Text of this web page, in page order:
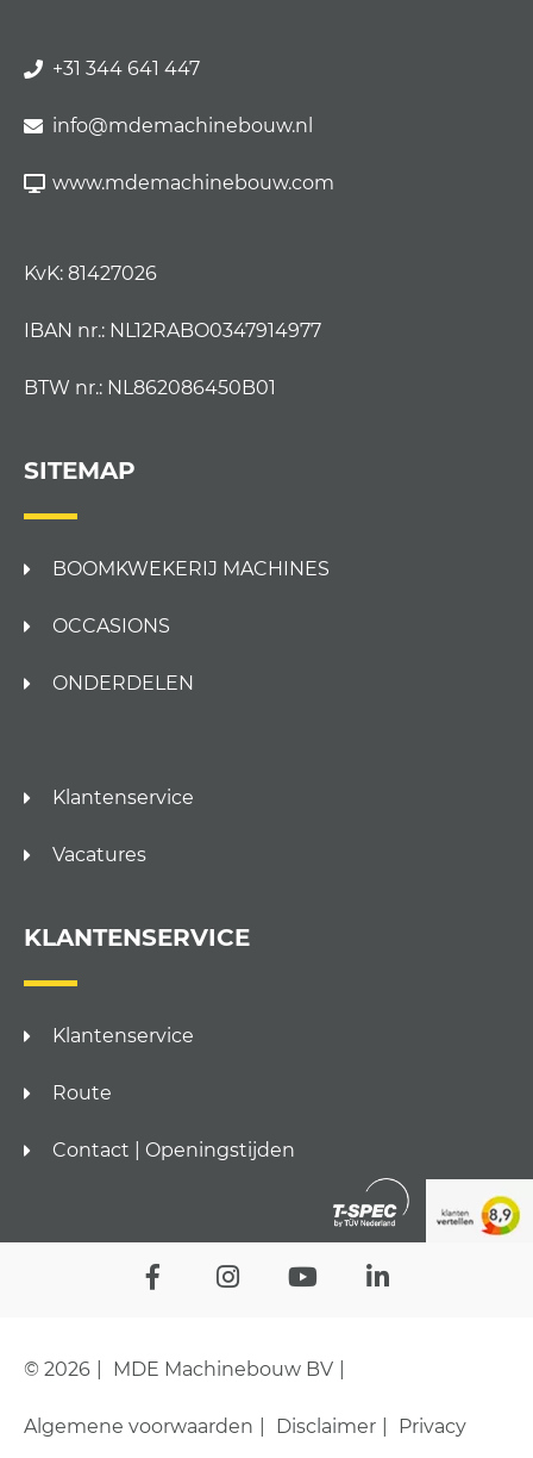
+31 344 641 447
info@mdemachinebouw.nl
www.mdemachinebouw.com
KvK: 81427026
IBAN nr.: NL12RABO0347914977
BTW nr.: NL862086450B01
SITEMAP
BOOMKWEKERIJ MACHINES
OCCASIONS
ONDERDELEN
Klantenservice
Vacatures
KLANTENSERVICE
Klantenservice
Route
Contact | Openingstijden
© 2026 MDE Machinebouw BV
Algemene voorwaarden Disclaimer Privacy